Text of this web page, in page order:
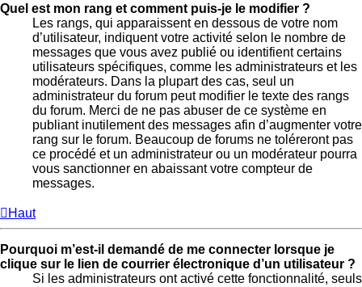
Quel est mon rang et comment puis-je le modifier ?
Les rangs, qui apparaissent en dessous de votre nom
d’utilisateur, indiquent votre activité selon le nombre de
messages que vous avez publié ou identifient certains
utilisateurs spécifiques, comme les administrateurs et les
modérateurs. Dans la plupart des cas, seul un
administrateur du forum peut modifier le texte des rangs
du forum. Merci de ne pas abuser de ce système en
publiant inutilement des messages afin d’augmenter votre
rang sur le forum. Beaucoup de forums ne toléreront pas
ce procédé et un administrateur ou un modérateur pourra
vous sanctionner en abaissant votre compteur de
messages.
Haut
Pourquoi m’est-il demandé de me connecter lorsque je
clique sur le lien de courrier électronique d’un utilisateur ?
Si les administrateurs ont activé cette fonctionnalité, seuls